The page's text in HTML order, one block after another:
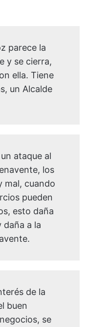
parece la
y se cierra,
ella. Tiene
un Alcalde
ataque al
los
mal, cuando
pueden
esto daña
daña a la
de la
buen
se